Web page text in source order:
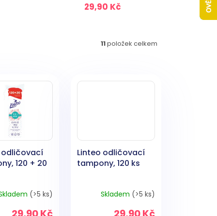
29,90 Kč
11položek celkem
odličovací
120 + 20
(>5 ks)
Linteo odličovací
tampony, 120 ks
Skladem (>5 ks)